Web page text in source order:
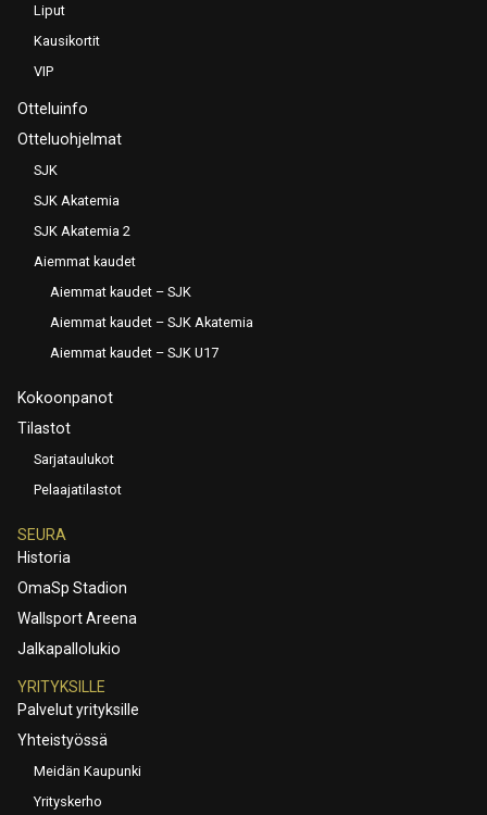
Liput
Kausikortit
VIP
Otteluinfo
Otteluohjelmat
SJK
SJK Akatemia
SJK Akatemia 2
Aiemmat kaudet
Aiemmat kaudet – SJK
Aiemmat kaudet – SJK Akatemia
Aiemmat kaudet – SJK U17
Kokoonpanot
Tilastot
Sarjataulukot
Pelaajatilastot
SEURA
Historia
OmaSp Stadion
Wallsport Areena
Jalkapallolukio
YRITYKSILLE
Palvelut yrityksille
Yhteistyössä
Meidän Kaupunki
Yrityskerho